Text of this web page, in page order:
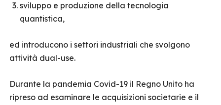
sviluppo e produzione della tecnologia
quantistica,
ed introducono i settori industriali che svolgono
attività dual-use.
Durante la pandemia Covid-19 il Regno Unito ha
ripreso ad esaminare le acquisizioni societarie e il